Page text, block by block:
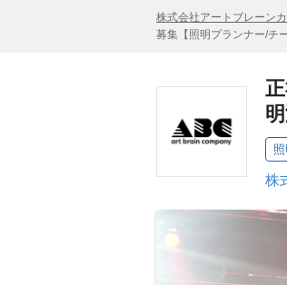
株式会社アートブレーン
募集【照明プランナー/チ
株